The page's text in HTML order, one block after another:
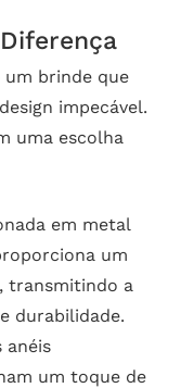
um brinde que
impecável.
uma escolha
em metal
um
transmitindo a
durabilidade.
anéis
um toque de